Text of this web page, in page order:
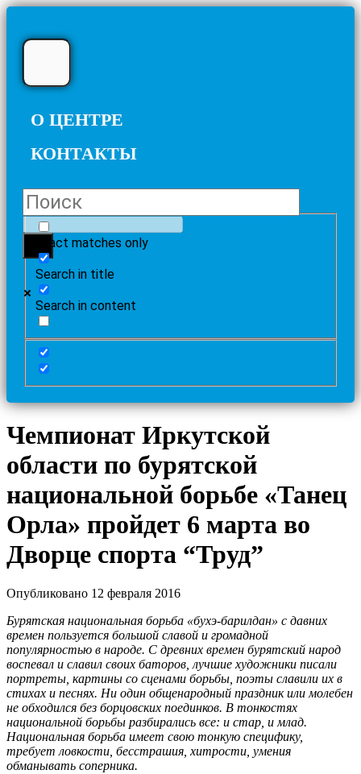
О ЦЕНТРЕ
КОНТАКТЫ
Exact matches only
Search in title
Search in content
Чемпионат Иркутской
области по бурятской
национальной борьбе «Танец
Орла» пройдет 6 марта во
Дворце спорта “Труд”
Опубликовано 12 февраля 2016
Бурятская национальная борьба «бухэ-барилдан» с давних
времен пользуется большой славой и громадной
популярностью в народе. С древних времен бурятский народ
воспевал и славил своих баторов, лучшие художники писали
портреты, картины со сценами борьбы, поэты славили их в
стихах и песнях. Ни один общенародный праздник или молебен
не обходился без борцовских поединков. В тонкостях
национальной борьбы разбирались все: и стар, и млад.
Национальная борьба имеет свою тонкую специфику,
требует ловкости, бесстрашия, хитрости, умения
обманывать соперника.